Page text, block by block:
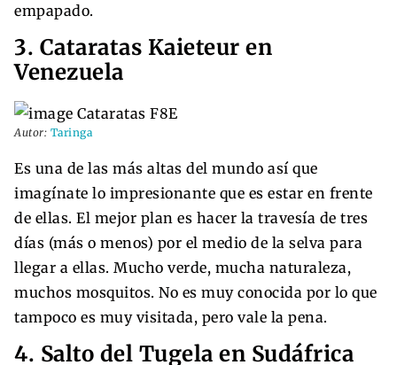
empapado.
3. Cataratas Kaieteur en
Venezuela
Autor: Taringa
Es una de las más altas del mundo así que
imagínate lo impresionante que es estar en frente
de ellas. El mejor plan es hacer la travesía de tres
días (más o menos) por el medio de la selva para
llegar a ellas. Mucho verde, mucha naturaleza,
muchos mosquitos. No es muy conocida por lo que
tampoco es muy visitada, pero vale la pena.
4. Salto del Tugela en Sudáfrica